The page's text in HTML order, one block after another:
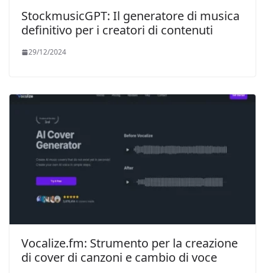
StockmusicGPT: Il generatore di musica
definitivo per i creatori di contenuti
29/12/2024
Vocalize.fm: Strumento per la creazione
di cover di canzoni e cambio di voce